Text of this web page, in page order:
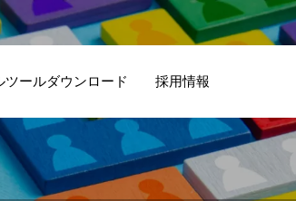
ツールダウンロード 採用情報